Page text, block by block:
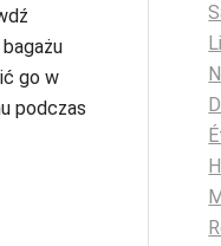
go w
podczas